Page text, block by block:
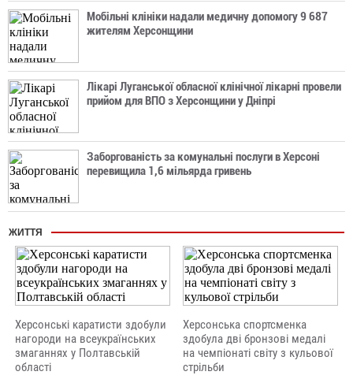
Мобільні клініки надали медичну допомогу 9 687
жителям Херсонщини
Лікарі Луганської обласної клінічної лікарні провели
прийом для ВПО з Херсонщини у Дніпрі
Заборгованість за комунальні послуги в Херсоні
перевищила 1,6 мільярда гривень
ЖИТТЯ
Херсонські каратисти здобули
нагороди на всеукраїнських
змаганнях у Полтавській
області
Херсонська спортсменка
здобула дві бронзові медалі
на чемпіонаті світу з кульової
стрільби